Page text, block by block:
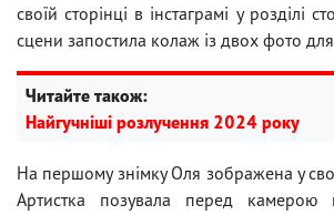
своїй сторінці в інстаграмі у розділі
сцени запостила колаж із двох фото
Читайте також:
Найгучніші розлучення 2024 року
На першому знімку Оля зображена у
Артистка позувала перед камерою